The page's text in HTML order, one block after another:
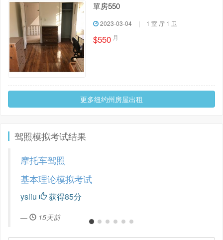
單房550
2023-03-04 | 1 室 厅 1 卫
$550 月
更多纽约州房屋出租
驾照模拟考试结果
摩托车驾照
基本理论模拟考试
ysliu 获得85分
15天前